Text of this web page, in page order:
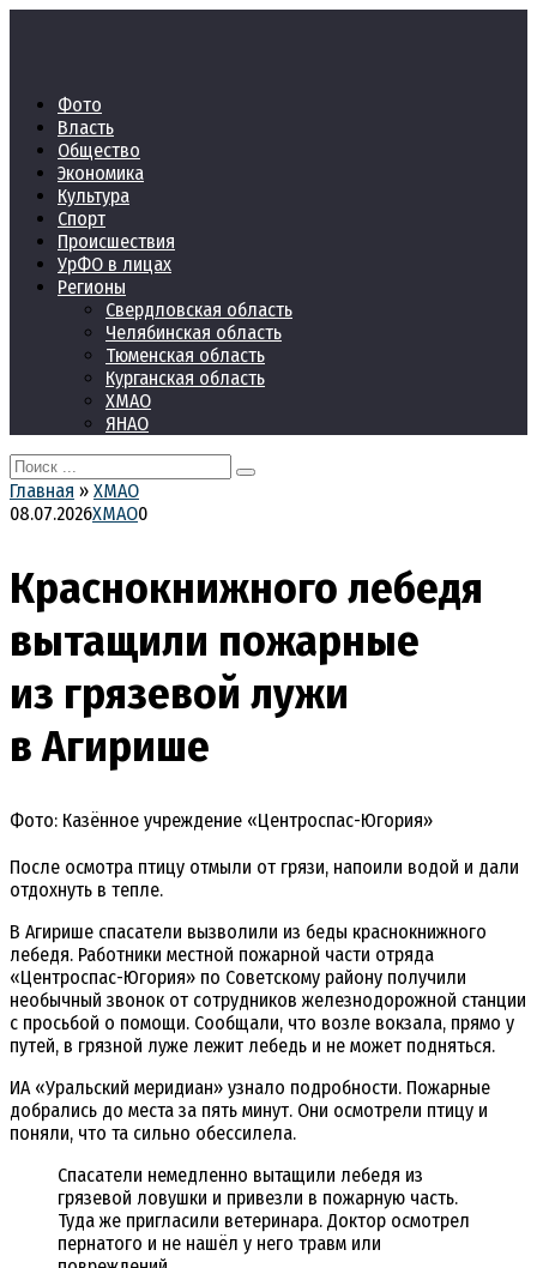
Фото
Власть
Общество
Экономика
Культура
Спорт
Происшествия
УрФО в лицах
Регионы
Свердловская область
Челябинская область
Тюменская область
Курганская область
ХМАО
ЯНАО
Search
for:
Главная » ХМАО
08.07.2026ХМАО0
Краснокнижного лебедя
вытащили пожарные
из грязевой лужи
в Агирише
Фото: Казённое учреждение «Центроспас-Югория»
После осмотра птицу отмыли от грязи, напоили водой и дали
отдохнуть в тепле.
В Агирише спасатели вызволили из беды краснокнижного
лебедя. Работники местной пожарной части отряда
«Центроспас-Югория» по Советскому району получили
необычный звонок от сотрудников железнодорожной станции
с просьбой о помощи. Сообщали, что возле вокзала, прямо у
путей, в грязной луже лежит лебедь и не может подняться.
ИА «Уральский меридиан» узнало подробности. Пожарные
добрались до места за пять минут. Они осмотрели птицу и
поняли, что та сильно обессилела.
Спасатели немедленно вытащили лебедя из
грязевой ловушки и привезли в пожарную часть.
Туда же пригласили ветеринара. Доктор осмотрел
пернатого и не нашёл у него травм или